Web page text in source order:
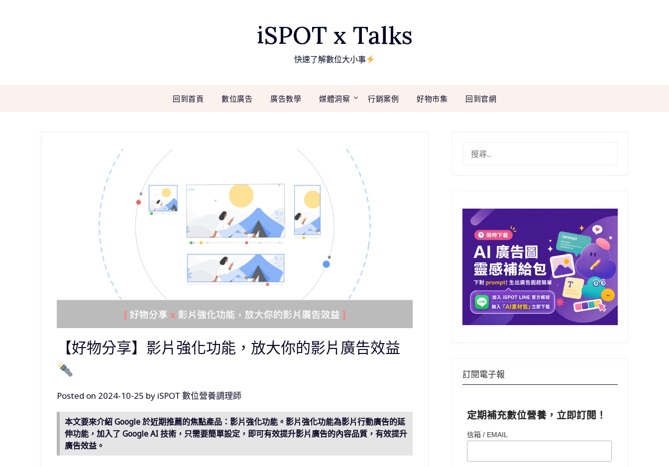
iSPOT x Talks
快速了解數位大小事
回到首頁 數位廣告 廣告教學 媒體洞察 行銷案例 好物市集 回到官網
【好物分享】影片強化功能，放大你的影片廣告效益
Posted on 2024-10-25 by iSPOT 數位營養調理師
本文要來介紹 Google 於近期推薦的焦點產品：影片強化功能。影片強化功能為影片行動廣告的延
伸功能，加入了 Google AI 技術，只需要簡單設定，即可有效提升影片廣告的內容品質，有效提升
廣告效益。
訂閱電子報
定期補充數位營養，立即訂閱！
信箱 / EMAIL